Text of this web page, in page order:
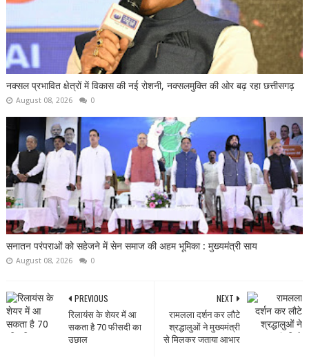
नक्सल प्रभावित क्षेत्रों में विकास की नई रोशनी, नक्सलमुक्ति की ओर बढ़ रहा छत्तीसगढ़
August 08, 2026 0
सनातन परंपराओं को सहेजने में सेन समाज की अहम भूमिका : मुख्यमंत्री साय
August 08, 2026 0
NEXT
रामलला दर्शन कर लौटे
श्रद्धालुओं ने मुख्यमंत्री
से मिलकर जताया आभार
PREVIOUS
रिलायंस के शेयर में आ
सकता है 70 फीसदी का
उछाल